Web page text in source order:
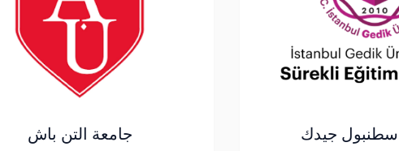
جيدك جامعة التن باش